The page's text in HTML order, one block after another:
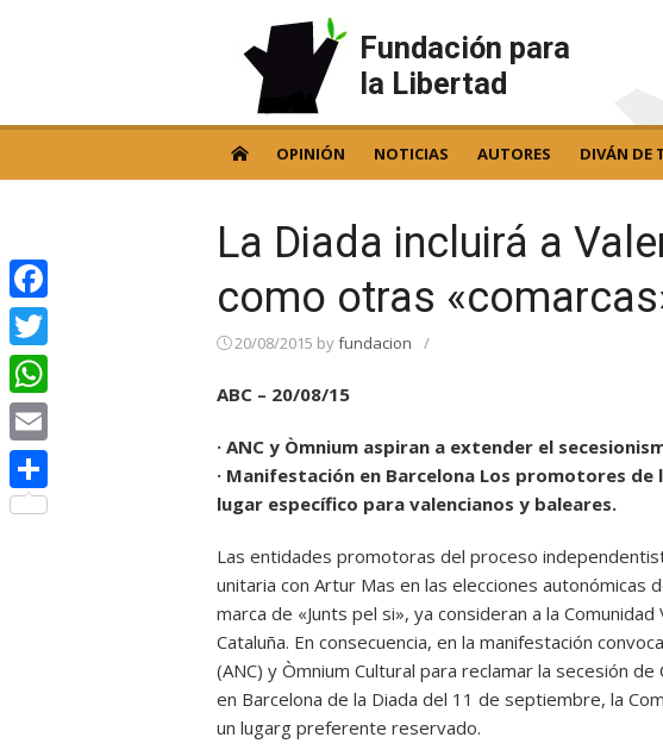
Fundación para
la Libertad
OPINIÓN NOTICIAS AUTORES DIVÁN DE
La Diada incluirá a
como otras
20/08/2015 byfundacion /
ABC – 20/08/15
· ANC y Òmnium aspiran a extender el
· Manifestación en Barcelona Los promotores de
lugar específico para valencianos y baleares.
Las entidades promotoras del proceso
unitaria con Artur Mas en las elecciones
marca de «Junts pel si», ya consideran a la
Cataluña. En consecuencia, en la manifestación
(ANC) y Òmnium Cultural para reclamar la secesión
en Barcelona de la Diada del 11 de septiembre, la
un lugarg preferente reservado.
Facebook
Twitter
WhatsApp
Email
Compartir